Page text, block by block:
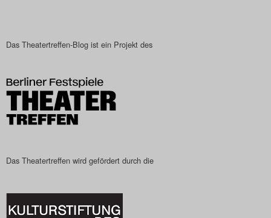
2023
Das Theatertreffen-Blog
2024
Das Theatertreffen-Blog
Archiv
Das Theatertreffen-Blog ist ein Projekt des
Das Theatertreffen wird gefördert durch die